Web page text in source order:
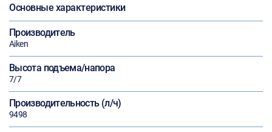
Основные характеристики
Производитель
Aiken
Высота подъема/напора
7/7
Производительность (л/ч)
9498